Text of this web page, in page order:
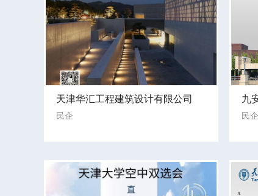
天津华汇工程建筑设计有限公司
民企
九
民企